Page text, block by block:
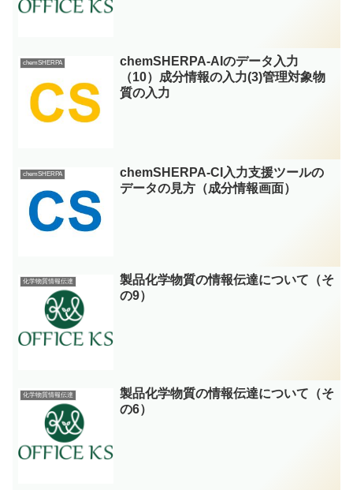
chemSHERPA
chemSHERPA-AIのデータ入力
（10）成分情報の入力(3)管理対象物
質の入力
chemSHERPA
chemSHERPA-CI入力支援ツールの
データの見方（成分情報画面）
化学物質情報伝達
製品化学物質の情報伝達について（そ
の9）
化学物質情報伝達
製品化学物質の情報伝達について（そ
の6）